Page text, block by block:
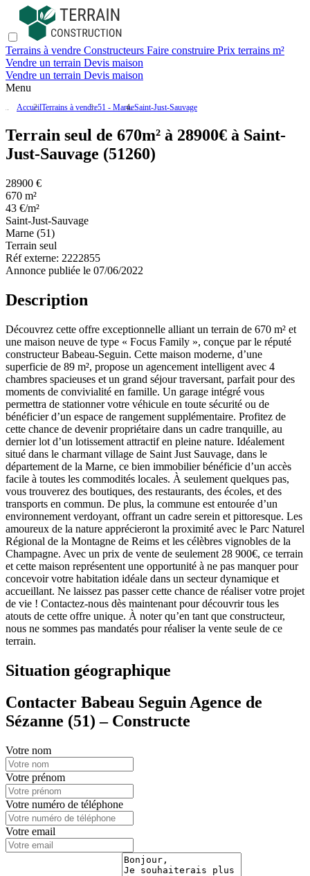
Terrains à vendre Constructeurs Faire construire Prix terrains m²
Vendre un terrain Devis maison
Vendre un terrain Devis maison
Menu
AccueilTerrains à vendre51 - MarneSaint-Just-Sauvage
Terrain seul de 670m² à 28900€ à Saint-
Just-Sauvage (51260)
28900 €
670 m²
43 €/m²
Saint-Just-Sauvage
Marne (51)
Terrain seul
Réf externe: 2222855
Annonce publiée le 07/06/2022
Description
Découvrez cette offre exceptionnelle alliant un terrain de 670 m² et
une maison neuve de type « Focus Family », conçue par le réputé
constructeur Babeau-Seguin. Cette maison moderne, d’une
superficie de 89 m², propose un agencement intelligent avec 4
chambres spacieuses et un grand séjour traversant, parfait pour des
moments de convivialité en famille. Un garage intégré vous
permettra de stationner votre véhicule en toute sécurité ou de
bénéficier d’un espace de rangement supplémentaire. Profitez de
cette chance de devenir propriétaire dans un cadre tranquille, au
dernier lot d’un lotissement attractif en pleine nature. Idéalement
situé dans le charmant village de Saint Just Sauvage, dans le
département de la Marne, ce bien immobilier bénéficie d’un accès
facile à toutes les commodités locales. À seulement quelques pas,
vous trouverez des boutiques, des restaurants, des écoles, et des
transports en commun. De plus, la commune est entourée d’un
environnement verdoyant, offrant un cadre serein et pittoresque. Les
amoureux de la nature apprécieront la proximité avec le Parc Naturel
Régional de la Montagne de Reims et les célèbres vignobles de la
Champagne. Avec un prix de vente de seulement 28 900€, ce terrain
et cette maison représentent une opportunité à ne pas manquer pour
concevoir votre habitation idéale dans un secteur dynamique et
accueillant. Ne laissez pas passer cette chance de réaliser votre projet
de vie ! Contactez-nous dès maintenant pour découvrir tous les
atouts de cette offre unique. À noter qu’en tant que constructeur,
nous ne sommes pas mandatés pour réaliser la vente seule de ce
terrain.
Situation géographique
Contacter Babeau Seguin Agence de
Sézanne (51) – Constructe
Votre nom
Votre prénom
Votre numéro de téléphone
Votre email